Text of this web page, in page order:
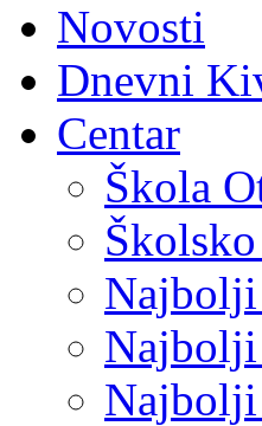
Novosti
Dnevni
Centar
Škola
Najbolji
Najbolji
Najbolji